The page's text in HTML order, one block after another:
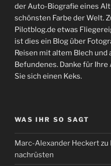
der Auto-Biografie eines
schönsten Farbe der Welt.
Pilotblog.de etwas
ist dies ein Blog über
Reisen mit altem Blech
Befundenes. Danke für
Sie sich einen Keks.
WAS IHR SO SAGT
Marc-Alexander Heckertzu
nachrüsten